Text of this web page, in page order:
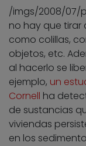
/imgs/2008/07/
no hay que tirar
como colillas,
objetos, etc.
al hacerlo se
ejemplo, un
Cornell ha
de sustancias
viviendas
en los